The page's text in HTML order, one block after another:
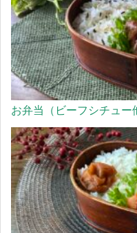
お弁当（ビーフシチュー